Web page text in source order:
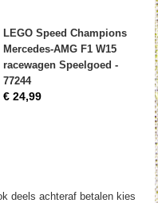
LEGO Speed Champions
Mercedes-AMG F1 W15
racewagen Speelgoed -
77244
€ 24,99
deels achteraf betalen kies